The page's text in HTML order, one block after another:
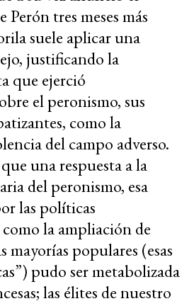
tres meses más
suele aplicar una
justificando la
que ejerció
el peronismo, sus
como la
del campo adverso.
una respuesta a la
del peronismo, esa
las políticas
la ampliación de
mayorías populares (esas
pudo ser metabolizada
las élites de nuestro